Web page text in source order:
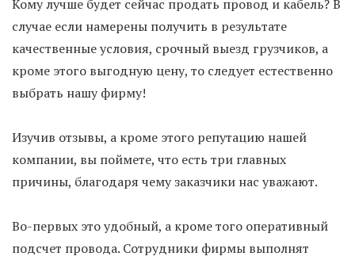
Кому лучше будет сейчас продать провод и кабель? В
случае если намерены получить в результате
качественные условия, срочный выезд грузчиков, а
кроме этого выгодную цену, то следует естественно
выбрать нашу фирму!
Изучив отзывы, а кроме этого репутацию нашей
компании, вы поймете, что есть три главных
причины, благодаря чему заказчики нас уважают.
Во-первых это удобный, а кроме того оперативный
подсчет провода. Сотрудники фирмы выполнят